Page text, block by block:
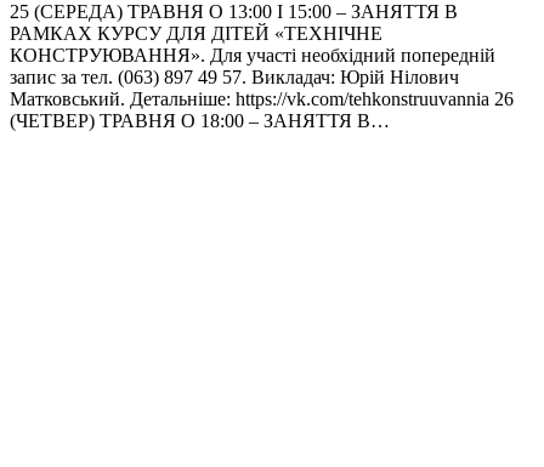
25 (СЕРЕДА) ТРАВНЯ О 13:00 І 15:00 – ЗАНЯТТЯ В
РАМКАХ КУРСУ ДЛЯ ДІТЕЙ «ТЕХНІЧНЕ
КОНСТРУЮВАННЯ». Для участі необхідний попередній
запис за тел. (063) 897 49 57. Викладач: Юрій Нілович
Матковський. Детальніше: https://vk.com/tehkonstruuvannia 26
(ЧЕТВЕР) ТРАВНЯ О 18:00 – ЗАНЯТТЯ В…